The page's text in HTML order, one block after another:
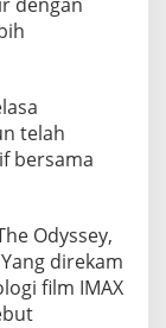
telah
bersama
Odyssey,
direkam
film IMAX